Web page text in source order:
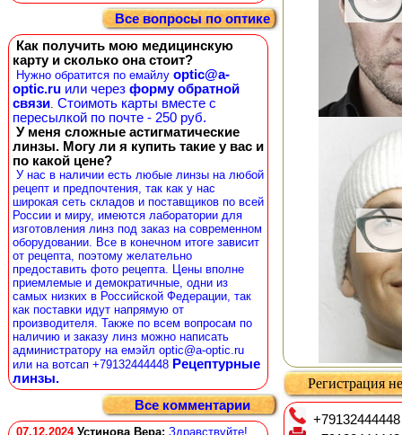
Все вопросы по оптике
Как получить мою медицинскую
карту и сколько она стоит?
Нужно обратится по емайлу optic@a-
optic.ru или через форму обратной
связи. Стоимоть карты вместе с
пересылкой по почте - 250 руб.
У меня сложные астигматические
линзы. Могу ли я купить такие у вас и
по какой цене?
У нас в наличии есть любые линзы на любой
рецепт и предпочтения, так как у нас
широкая сеть складов и поставщиков по всей
России и миру, имеются лаборатории для
изготовления линз под заказ на современном
оборудовании. Все в конечном итоге зависит
от рецепта, поэтому желательно
предоставить фото рецепта. Цены вполне
приемлемые и демократичные, одни из
самых низких в Российской Федерации, так
как поставки идут напрямую от
производителя. Также по всем вопросам по
наличию и заказу линз можно написать
администратору на емэйл optic@a-optic.ru
или на вотсап +79132444448 Рецептурные
линзы.
Все комментарии
07.12.2024 Устинова Вера: Здравствуйте!
Регистрация
+79132444448